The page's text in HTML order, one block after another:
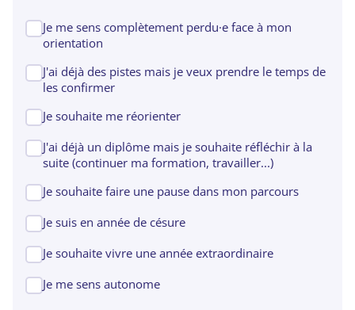
Je me sens complètement perdu·e face à mon
orientation
J'ai déjà des pistes mais je veux prendre le temps de
les confirmer
Je souhaite me réorienter
J'ai déjà un diplôme mais je souhaite réfléchir à la
suite (continuer ma formation, travailler...)
Je souhaite faire une pause dans mon parcours
Je suis en année de césure
Je souhaite vivre une année extraordinaire
Je me sens autonome